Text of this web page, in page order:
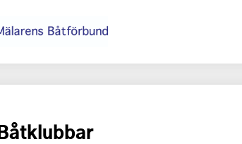
Båtklubbar